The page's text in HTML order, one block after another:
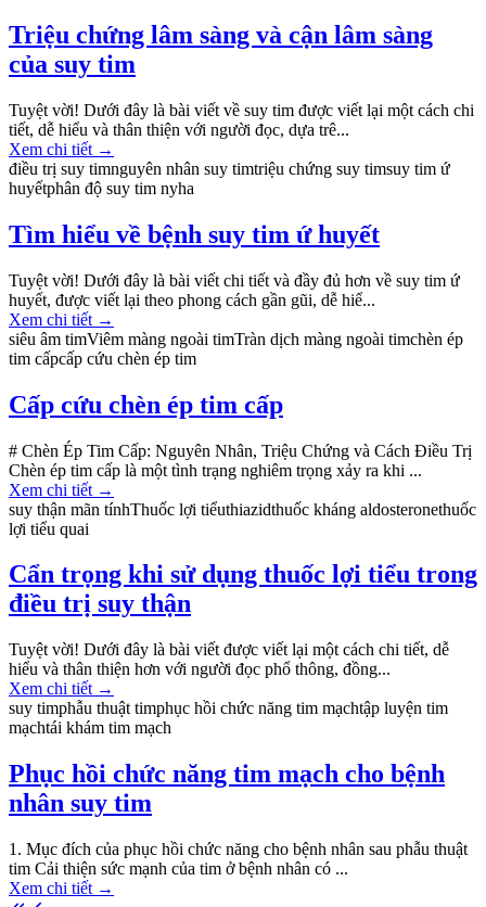
Triệu chứng lâm sàng và cận lâm sàng
của suy tim
Tuyệt vời! Dưới đây là bài viết về suy tim được viết lại một cách chi
tiết, dễ hiểu và thân thiện với người đọc, dựa trê...
Xem chi tiết →
điều trị suy timnguyên nhân suy timtriệu chứng suy timsuy tim ứ
huyếtphân độ suy tim nyha
Tìm hiểu về bệnh suy tim ứ huyết
Tuyệt vời! Dưới đây là bài viết chi tiết và đầy đủ hơn về suy tim ứ
huyết, được viết lại theo phong cách gần gũi, dễ hiể...
Xem chi tiết →
siêu âm timViêm màng ngoài timTràn dịch màng ngoài timchèn ép
tim cấpcấp cứu chèn ép tim
Cấp cứu chèn ép tim cấp
# Chèn Ép Tim Cấp: Nguyên Nhân, Triệu Chứng và Cách Điều Trị
Chèn ép tim cấp là một tình trạng nghiêm trọng xảy ra khi ...
Xem chi tiết →
suy thận mãn tínhThuốc lợi tiểuthiazidthuốc kháng aldosteronethuốc
lợi tiểu quai
Cẩn trọng khi sử dụng thuốc lợi tiểu trong
điều trị suy thận
Tuyệt vời! Dưới đây là bài viết được viết lại một cách chi tiết, dễ
hiểu và thân thiện hơn với người đọc phổ thông, đồng...
Xem chi tiết →
suy timphẫu thuật timphục hồi chức năng tim mạchtập luyện tim
mạchtái khám tim mạch
Phục hồi chức năng tim mạch cho bệnh
nhân suy tim
1. Mục đích của phục hồi chức năng cho bệnh nhân sau phẫu thuật
tim Cải thiện sức mạnh của tim ở bệnh nhân có ...
Xem chi tiết →